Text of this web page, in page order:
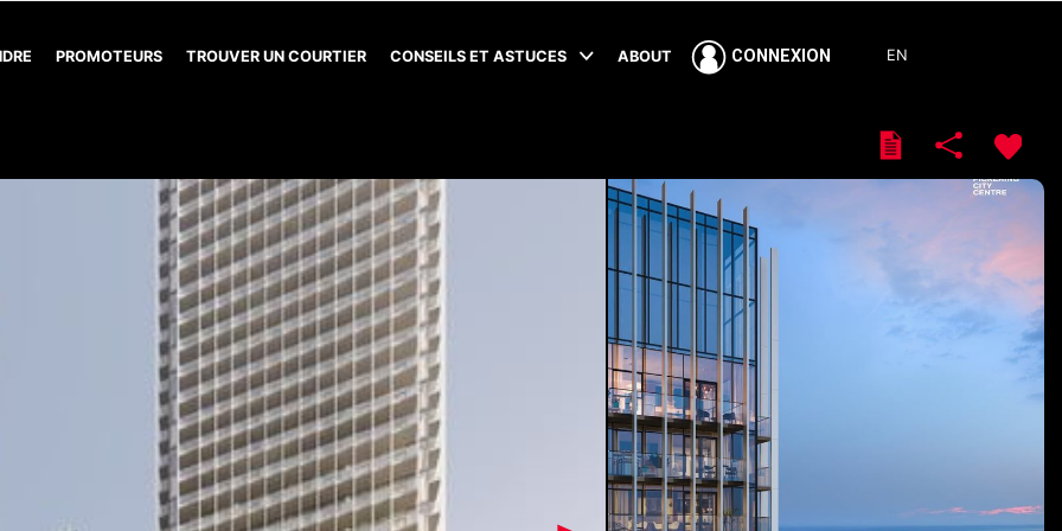
PROMOTEURS TROUVER UN COURTIER CONSEILS ET ASTUCES ABOUT CONNEXION EN